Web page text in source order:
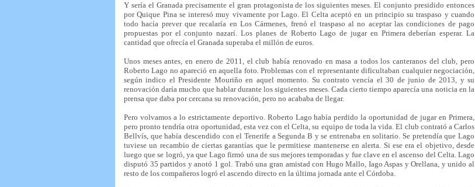
Y sería el Granada precisamente el gran protagonista de los siguientes meses. El conjunto presidido entonces
por Quique Pina se interesó muy vivamente por Lago. El Celta aceptó en un principio su traspaso y cuando
todo hacía prever que recalaría en Los Cármenes, frenó el traspaso al no aceptar las condiciones de pago
propuestas por el conjunto nazarí. Los planes de Roberto Lago de jugar en Primera deberían esperar. La
cantidad que ofrecía el Granada superaba el millón de euros.
Unos meses antes, en enero de 2011, el club había renovado en masa a todos los canteranos del club, pero
Roberto Lago no apareció en aquella foto. Problemas con el representante dificultaban cualquier negociación,
según indico el Presidente Mouriño en aquel momento. Su contrato vencía el 30 de junio de 2013, y su
renovación daría mucho que hablar durante los siguientes meses. Cada cierto tiempo aparecía una noticia en la
prensa que daba por cercana su renovación, pero no acababa de llegar.
Pero volvamos a lo estrictamente deportivo. Roberto Lago había perdido la oportunidad de jugar en Primera,
pero pronto tendría otra oportunidad, esta vez con el Celta, su equipo de toda la vida. El club contrató a Carlos
Bellvís, que había descendido con el Tenerife a Segunda B y se entrenaba en solitario. Se pretendía que Lago
tuviese un recambio de ciertas garantías que le permitiese mantenerse en alerta. Si ese era el objetivo, desde
luego que se logró, ya que Lago firmó una de sus mejores temporadas y fue clave en el ascenso del Celta. Lago
disputó 35 partidos y anotó 1 gol. Trabó una gran amistad con Hugo Mallo, Iago Aspas y Orellana, y unido al
resto de los compañeros logró el ascendo directo en la última jornada ante el Córdoba.